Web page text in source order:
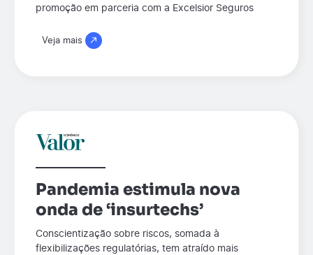
promoção em parceria com a Excelsior Seguros
Veja mais
Pandemia estimula nova
onda de ‘insurtechs’
Conscientização sobre riscos, somada à
flexibilizações regulatórias, tem atraído mais